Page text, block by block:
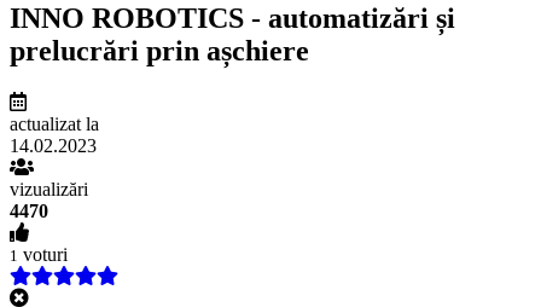
INNO ROBOTICS - automatizări și
prelucrări prin așchiere
actualizat la
14.02.2023
vizualizări
4470
1 voturi